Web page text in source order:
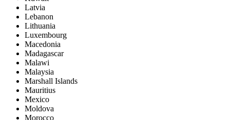
Latvia
Lebanon
Lithuania
Luxembourg
Macedonia
Madagascar
Malawi
Malaysia
Marshall Islands
Mauritius
Mexico
Moldova
Morocco